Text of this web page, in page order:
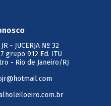
- JUCERJA Nº 32
grupo 912 Ed. ITU
- Rio de Janeiro/RJ